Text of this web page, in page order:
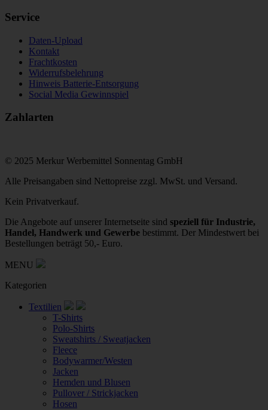
Service
Daten-Upload
Kontakt
Frachtkosten
Widerrufsbelehrung
Hinweis Batterie-Entsorgung
Social Media Gewinnspiel
Zahlarten
© 2025 Merkur Werbemittel Sonnentag GmbH
Alle Preisangaben sind Nettopreise zzgl. MwSt. und Versand.
Kein Privatverkauf.
Die Angebote auf unserer Internetseite sind speziell für Industrie,
Handel, Handwerk und Gewerbe bestimmt. Der Mindestwert bei
Bestellungen beträgt 50,- Euro.
MENU
Kategorien
Textilien
T-Shirts
Polo-Shirts
Sweatshirts / Sweatjacken
Fleece
Bodywarmer/Westen
Jacken
Hemden und Blusen
Pullover / Strickjacken
Hosen